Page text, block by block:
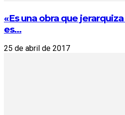
«Es una obra que
es...
25 de abril de 2017